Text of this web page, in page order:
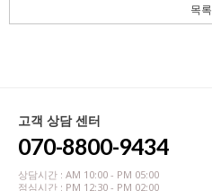
목록
고객 상담 센터
070-8800-9434
상담시간 : AM 10:00 - PM 05:00
점심시간 : PM 12:30 - PM 02:00